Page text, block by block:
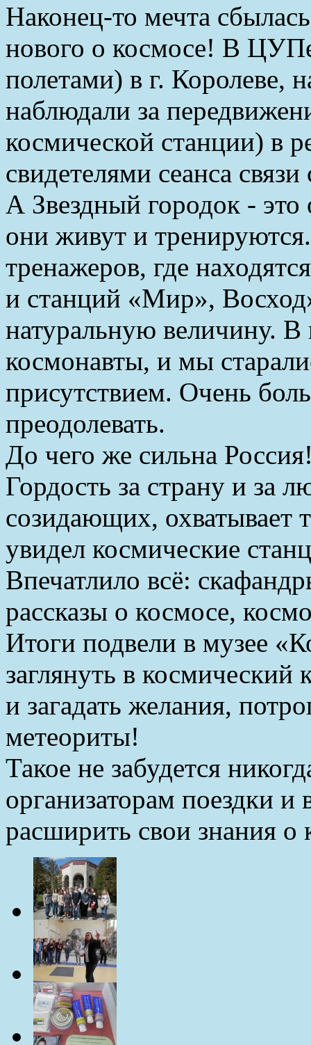
Наконец-то мечта
нового о космосе! В
полетами) в г. Королеве,
наблюдали за
космической станции) в
свидетелями сеанса
А Звездный городок -
они живут и
тренажеров, где
и станций «Мир»,
натуральную величину. В
космонавты, и мы
присутствием. Очень
преодолевать.
До чего же сильна
Гордость за страну и за
созидающих, охватывает
увидел космические
Впечатлило всё:
рассказы о космосе,
Итоги подвели в музее
заглянуть в космический
и загадать желания,
метеориты!
Такое не забудется
организаторам поездки
расширить свои знания о